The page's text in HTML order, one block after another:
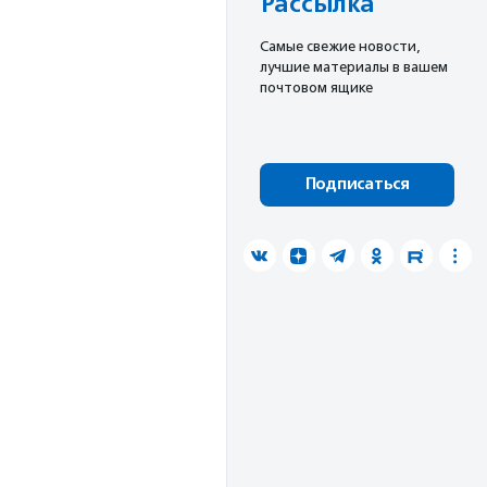
Cамые свежие новости,
лучшие материалы в вашем
почтовом ящике
Подписаться